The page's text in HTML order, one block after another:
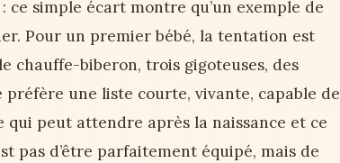
simple écart montre qu’un exemple de
Pour un premier bébé, la tentation est
chauffe-biberon, trois gigoteuses, des
préfère une liste courte, vivante, capable de
peut attendre après la naissance et ce
pas d’être parfaitement équipé, mais de